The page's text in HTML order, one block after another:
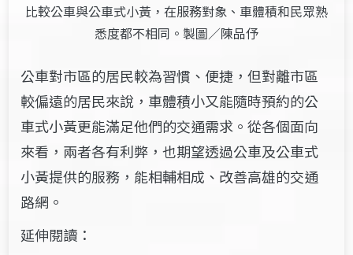
比較公車與公車式小黃，在服務對象、車體積和民眾熟
悉度都不相同。製圖／陳品伃
公車對市區的居民較為習慣、便捷，但對離市區
較偏遠的居民來說，車體積小又能隨時預約的公
車式小黃更能滿足他們的交通需求。從各個面向
來看，兩者各有利弊，也期望透過公車及公車式
小黃提供的服務，能相輔相成、改善高雄的交通
路網。
延伸閱讀：